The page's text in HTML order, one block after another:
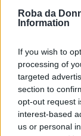
Roba da
Information
If you wish to
processing of
targeted
section to
opt-out request
interest-based
us or personal
sono
campagna
volte resta
Con
facile